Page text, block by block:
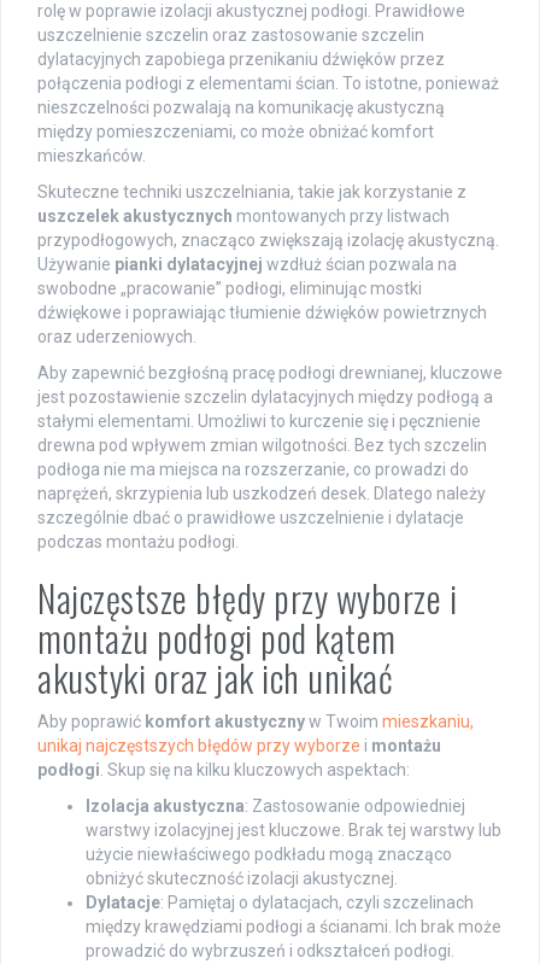
rolę w poprawie izolacji akustycznej podłogi. Prawidłowe
uszczelnienie szczelin oraz zastosowanie szczelin
dylatacyjnych zapobiega przenikaniu dźwięków przez
połączenia podłogi z elementami ścian. To istotne, ponieważ
nieszczelności pozwalają na komunikację akustyczną
między pomieszczeniami, co może obniżać komfort
mieszkańców.
Skuteczne techniki uszczelniania, takie jak korzystanie z
uszczelek akustycznych montowanych przy listwach
przypodłogowych, znacząco zwiększają izolację akustyczną.
Używanie pianki dylatacyjnej wzdłuż ścian pozwala na
swobodne „pracowanie” podłogi, eliminując mostki
dźwiękowe i poprawiając tłumienie dźwięków powietrznych
oraz uderzeniowych.
Aby zapewnić bezgłośną pracę podłogi drewnianej, kluczowe
jest pozostawienie szczelin dylatacyjnych między podłogą a
stałymi elementami. Umożliwi to kurczenie się i pęcznienie
drewna pod wpływem zmian wilgotności. Bez tych szczelin
podłoga nie ma miejsca na rozszerzanie, co prowadzi do
naprężeń, skrzypienia lub uszkodzeń desek. Dlatego należy
szczególnie dbać o prawidłowe uszczelnienie i dylatacje
podczas montażu podłogi.
Najczęstsze błędy przy wyborze i
montażu podłogi pod kątem
akustyki oraz jak ich unikać
Aby poprawić komfort akustycznyw Twoim mieszkaniu,
unikaj najczęstszych błędów przy wyborze i montażu
podłogi. Skup się na kilku kluczowych aspektach:
Izolacja akustyczna: Zastosowanie odpowiedniej
warstwy izolacyjnej jest kluczowe. Brak tej warstwy lub
użycie niewłaściwego podkładu mogą znacząco
obniżyć skuteczność izolacji akustycznej.
Dylatacje: Pamiętaj o dylatacjach, czyli szczelinach
między krawędziami podłogi a ścianami. Ich brak może
prowadzić do wybrzuszeń i odkształceń podłogi.